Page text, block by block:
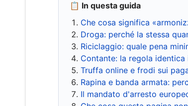
📋 In questa guida
Che cosa significa
Droga: perché la stessa
Riciclaggio: quale pena
Contante: la regola
Truffa online e frodi sui
Rapina e banda armata:
Il mandato d'arresto